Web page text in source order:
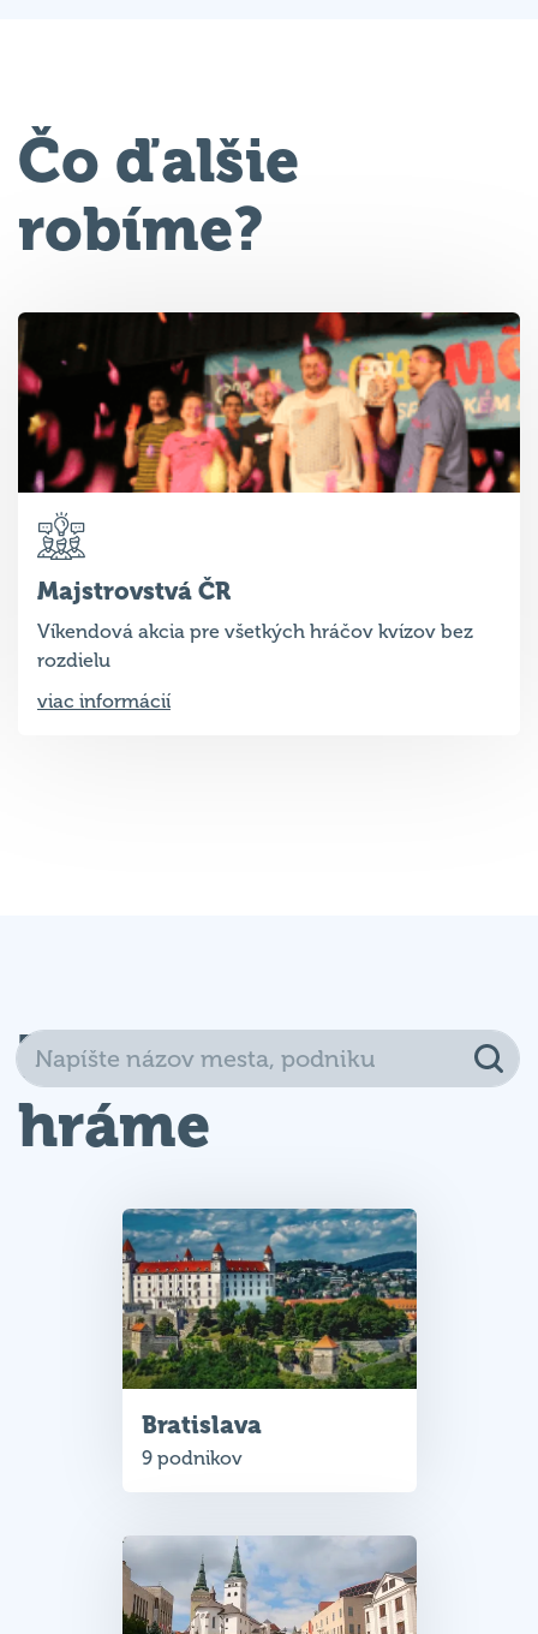
Čo ďalšie
robíme?
Majstrovstvá ČR
Víkendová akcia pre všetkých hráčov kvízov bez
rozdielu
viac informácií
Kde
hráme
Bratislava
9 podnikov